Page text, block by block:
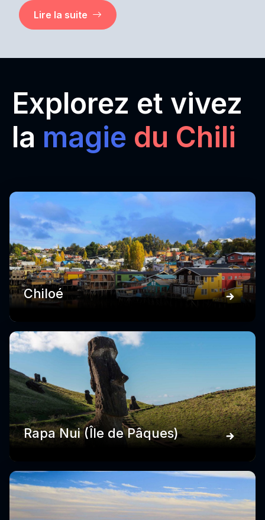
Lire la suite
Explorez et vivez
la magie du Chili
Chiloé
Rapa Nui (Île de Pâques)